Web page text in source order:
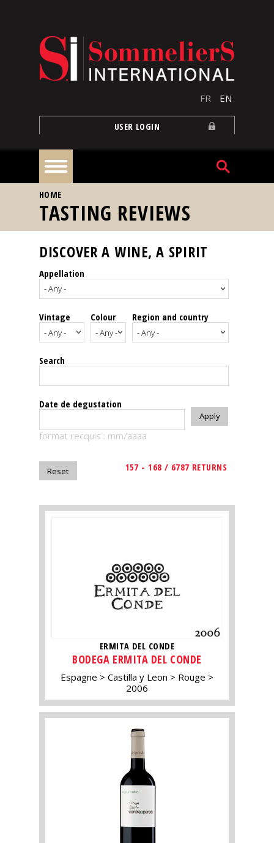
FR EN
USER LOGIN
Home
Our
events
Spirits
Tasting
reviews
The
magazine
Magazine
YOU ARE HERE
HOME
TASTING REVIEWS
DISCOVER A WINE, A SPIRIT
Appellation
Vintage Colour Region and country
Search
Date de degustation
format recquis : mm/aaaa
157 - 168 / 6787 RETURNS
ERMITA DEL CONDE
BODEGA ERMITA DEL CONDE
Espagne Castilla y Leon
Rouge
2006